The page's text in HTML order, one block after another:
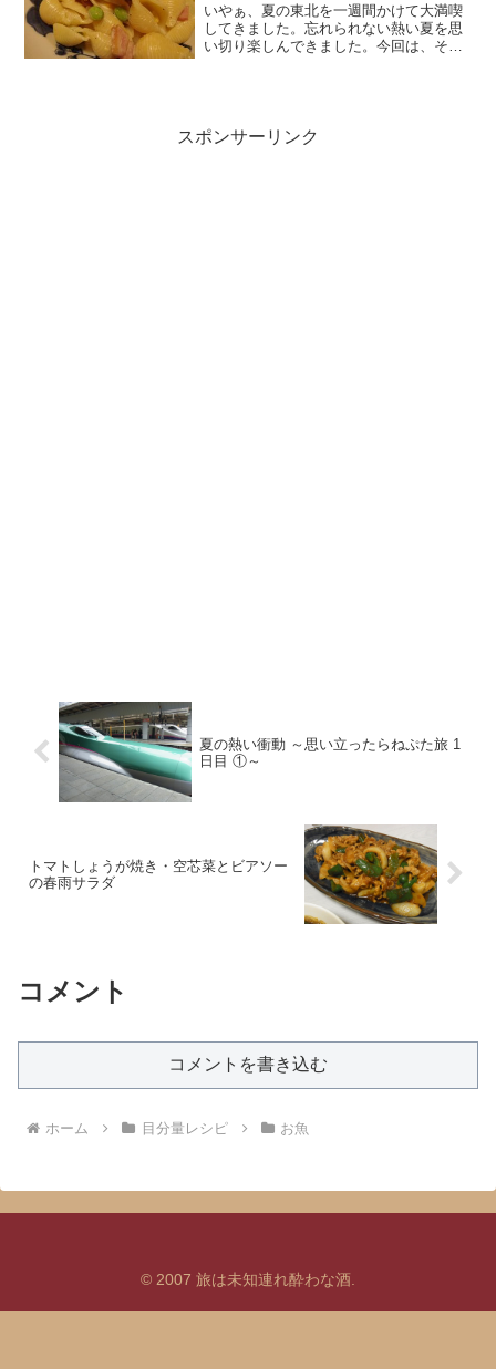
いやぁ、夏の東北を一週間かけて大満喫
してきました。忘れられない熱い夏を思
い切り楽しんできました。今回は、そん
スポンサーリンク
夏の熱い衝動 ～思い立ったらねぷた旅 1
日目 ①～
トマトしょうが焼き・空芯菜とビアソー
の春雨サラダ
コメント
コメントを書き込む
ホーム 目分量レシピ お魚
© 2007 旅は未知連れ酔わな酒.